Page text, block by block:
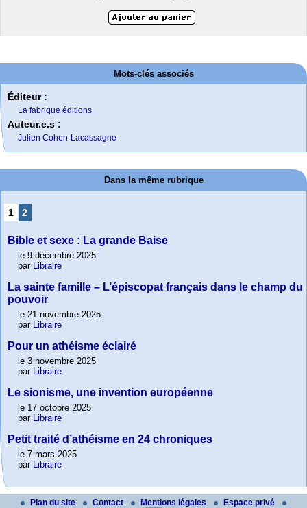
Mots-clés associés
Éditeur :
La fabrique éditions
Auteur.e.s :
Julien Cohen-Lacassagne
Dans la même rubrique
1 2
Bible et sexe : La grande Baise
le 9 décembre 2025
par Libraire
La sainte famille – L’épiscopat français dans le champ du
pouvoir
le 21 novembre 2025
par Libraire
Pour un athéisme éclairé
le 3 novembre 2025
par Libraire
Le sionisme, une invention européenne
le 17 octobre 2025
par Libraire
Petit traité d’athéisme en 24 chroniques
le 7 mars 2025
par Libraire
Plan du site Contact Mentions légales Espace privé